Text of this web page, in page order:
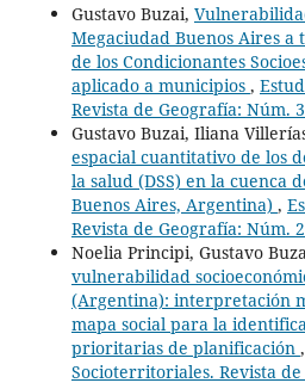
Gustavo Buzai,
Megaciudad Buenos Aires a
de los Condicionantes
aplicado a municipios ,
Revista de Geografía: Núm.
Gustavo Buzai, Iliana
espacial cuantitativo de los
la salud (DSS) en la cuenca
Buenos Aires, Argentina) ,
Revista de Geografía: Núm.
Noelia Principi, Gustavo
vulnerabilidad
(Argentina): interpretación
mapa social para la
prioritarias de planificación ,
Socioterritoriales. Revista